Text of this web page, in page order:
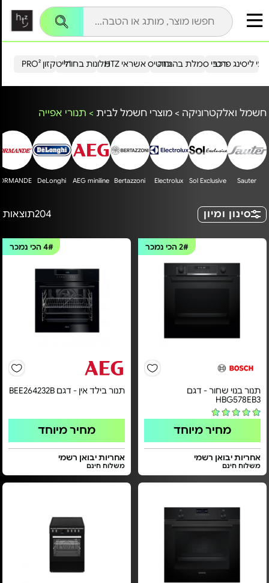
הייטקזון PRO²מלונות בחו"ל כרטיס אשראי HTZ ליסינג פרטירכבי סמלת בהנחה
חשמל ואלקטרוניקה > מוצרי חשמל לבית > תנורי אפייה
Sauter
Sol Exclusive
Electrolux
Bertazzoni
AEG miniline
DeLonghi
סינון ומיון 204תוצאות
2#הכי נמכר
תנור בנוי שחור - דגם
HBG578EB3
מחיר מיוחד
אחריות יבואן רשמי
משלוח חינם
4#הכי נמכר
תנור בילד אין - דגם BEE264232B
מחיר מיוחד
אחריות יבואן רשמי
משלוח חינם